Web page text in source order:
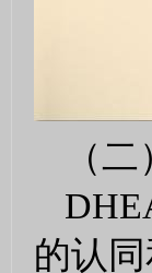
（
的认